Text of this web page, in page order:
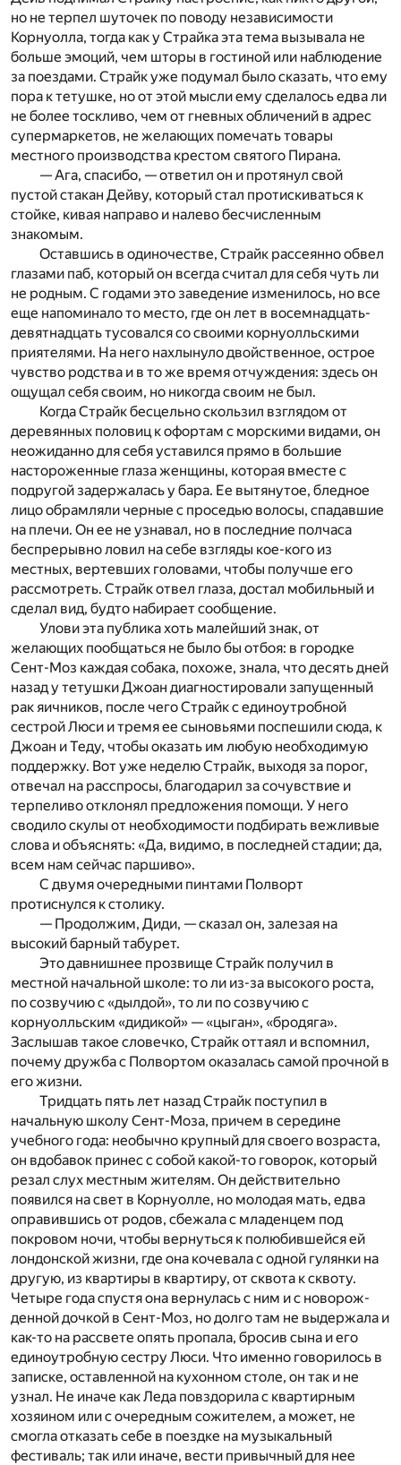
но не терпел шуточек по поводу независимости
Корнуолла, тогда как у Страйка эта тема вызывала не
больше эмоций, чем шторы в гостиной или наблюдение
за поездами. Страйк уже подумал было сказать, что ему
пора к тетушке, но от этой мысли ему сделалось едва ли
не более тоскливо, чем от гневных обличений в адрес
супермаркетов, не желающих помечать товары
местного производства крес­том святого Пирана.
— Ага, спасибо, — ответил он и протянул свой
пустой стакан Дейву, который стал протискиваться к
стойке, кивая направо и на­лево бесчисленным
знакомым.
Оставшись в одиночестве, Страйк рассеянно обвел
глазами паб, который он всегда считал для себя чуть ли
не родным. С годами это заведение изменилось, но все
еще напоминало то мес­то, где он лет в восемнадцать-
девятнадцать тусовался со своими корнуолльскими
приятелями. На него нахлынуло двойственное, острое
чувство родства и в то же время отчуждения: здесь он
ощущал себя своим, но никогда своим не был.
Когда Страйк бесцельно скользил взглядом от
деревянных половиц к офортам с морскими видами, он
неожиданно для себя уставился прямо в большие
настороженные глаза женщины, которая вместе с
подругой задержалась у бара. Ее вытянутое, бледное
лицо обрамляли черные с проседью волосы, спадавшие
на плечи. Он ее не узнавал, но в последние полчаса
беспрерывно ловил на себе взгляды кое-кого из
местных, вертевших головами, чтобы получше его
рассмотреть. Страйк отвел глаза, достал мобильный и
сделал вид, будто набирает сообщение.
Улови эта публика хоть малейший знак, от
желающих пообщаться не было бы отбоя: в городке
Сент-Моз каждая собака, похоже, знала, что десять дней
назад у тетушки Джоан диагностировали запущенный
рак яичников, после чего Страйк с единоутробной
сестрой Люси и тремя ее сыновьями поспешили сюда, к
Джоан и Теду, чтобы оказать им любую необходимую
поддержку. Вот уже неделю Страйк, выходя за порог,
отвечал на расспросы, благодарил за сочувствие и
терпеливо отклонял предложения помощи. У него
сводило скулы от необходимости подбирать вежливые
слова и объяснять: «Да, видимо, в последней стадии; да,
всем нам сейчас паршиво».
С двумя очередными пинтами Полворт
протиснулся к сто­лику.
— Продолжим, Диди, — сказал он, залезая на
высокий барный табурет.
Это давнишнее прозвище Страйк получил в
местной начальной школе: то ли из-за высокого роста,
по созвучию с «дылдой», то ли по созвучию с
корнуолльским «дидикой» — «цыган», «бродяга».
Заслышав такое словечко, Страйк оттаял и вспомнил,
почему дружба с Полвортом оказалась самой прочной в
его жизни.
Тридцать пять лет назад Страйк поступил в
начальную школу Сент-Моза, причем в середине
учебного года: необычно крупный для своего возраста,
он вдобавок принес с собой какой-то говорок, который
резал слух местным жителям. Он действительно
появился на свет в Корнуолле, но молодая мать, едва
оправившись от родов, сбежала с младенцем под
покровом ночи, чтобы вернуться к полюбившейся ей
лондонской жизни, где она кочевала с одной гулянки на
другую, из квартиры в квартиру, от сквота к сквоту.
Четыре года спустя она вернулась с ним и с новорож­
денной дочкой в Сент-Моз, но долго там не выдержала и
как-то на рассвете опять пропала, бросив сына и его
единоутробную сест­ру Люси. Что именно говорилось в
записке, оставленной на кухонном столе, он так и не
узнал. Не иначе как Леда повздорила с квартирным
хозяином или с очередным сожителем, а может, не
смогла отказать себе в поездке на музыкальный
фестиваль; так или иначе, вести привычный для нее